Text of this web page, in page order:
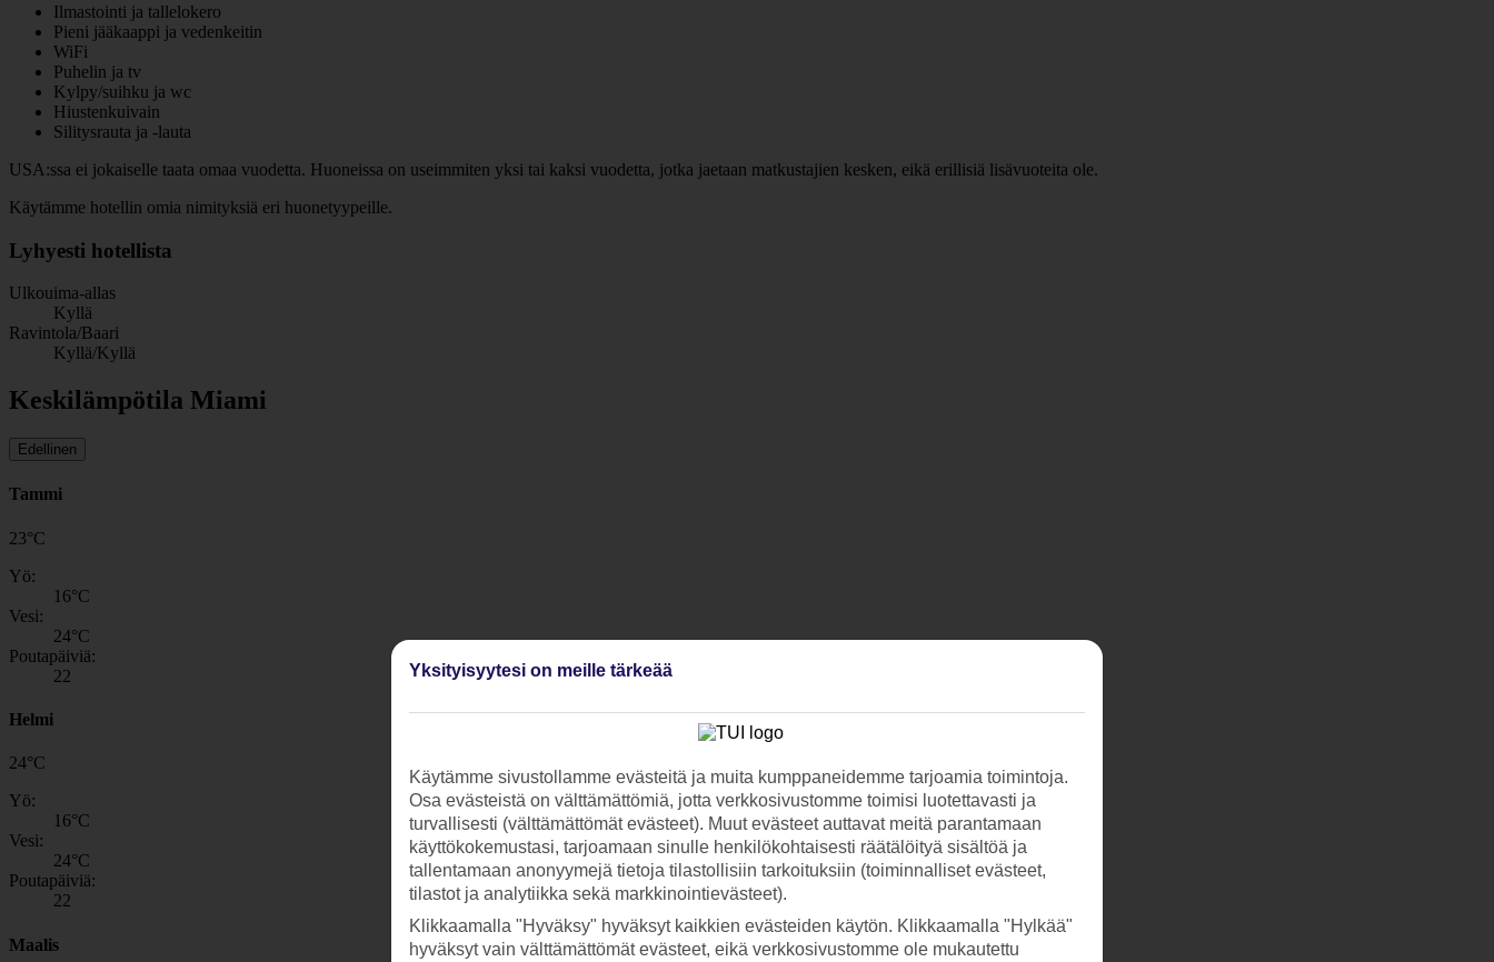
Ilmastointi ja tallelokero
Pieni jääkaappi ja vedenkeitin
WiFi
Puhelin ja tv
Kylpy/suihku ja wc
Hiustenkuivain
Silitysrauta ja -lauta
USA:ssa ei jokaiselle taata omaa vuodetta. Huoneissa on useimmiten yksi tai kaksi vuodetta, jotka jaetaan matkustajien kesken, eikä erillisiä lisävuoteita ole.
Käytämme hotellin omia nimityksiä eri huonetyypeille.
Lyhyesti hotellista
Ulkouima-allas
Kyllä
Ravintola/Baari
Kyllä/Kyllä
Keskilämpötila Miami
Edellinen
Tammi
23°C
Yö:
16°C
Vesi:
24°C
Poutapäiviä:
22
Helmi
24°C
Yö:
16°C
Vesi:
24°C
Poutapäiviä:
22
Maalis
Yksityisyytesi on meille tärkeää
Käytämme sivustollamme evästeitä ja muita kumppaneidemme tarjoamia toimintoja.
Osa evästeistä on välttämättömiä, jotta verkkosivustomme toimisi luotettavasti ja
turvallisesti (välttämättömät evästeet). Muut evästeet auttavat meitä parantamaan
käyttökokemustasi, tarjoamaan sinulle henkilökohtaisesti räätälöityä sisältöä ja
tallentamaan anonyymejä tietoja tilastollisiin tarkoituksiin (toiminnalliset evästeet,
tilastot ja analytiikka sekä markkinointievästeet).
Klikkaamalla "Hyväksy" hyväksyt kaikkien evästeiden käytön. Klikkaamalla "Hylkää"
hyväksyt vain välttämättömät evästeet, eikä verkkosivustomme ole mukautettu